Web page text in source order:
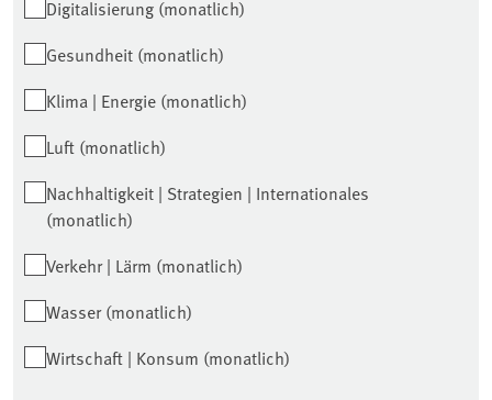
Digitalisierung (monatlich)
Gesundheit (monatlich)
Klima | Energie (monatlich)
Luft (monatlich)
Nachhaltigkeit | Strategien | Internationales
(monatlich)
Verkehr | Lärm (monatlich)
Wasser (monatlich)
Wirtschaft | Konsum (monatlich)